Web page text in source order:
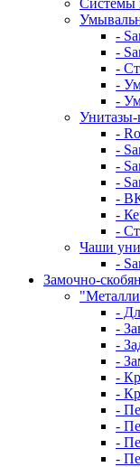
Системы
-
-
-
-
-
-
-
-
-
-
-
-
Чаши
-
Замочно-
-
-
-
-
-
-
-
-
-
-